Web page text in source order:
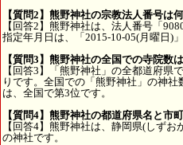
【質問2】熊野神社の宗教法人番号は
【回答2】熊野神社は、法人番号「
指定年月日は、「2015-10-05(月曜日)」
【質問3】熊野神社の全国での寺院数
【回答3】「熊野神社」の全都道府県
りです。全国での「熊野神社」の神
は、全国で第3位です。
【質問4】熊野神社の都道府県名と市
【回答4】熊野神社は、静岡県(しず
の神社です。